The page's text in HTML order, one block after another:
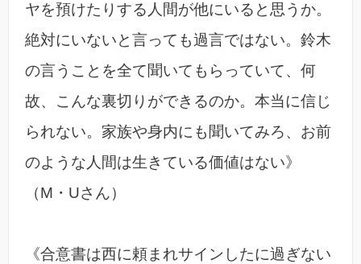
ヤを預けたりする人間が他にいると思うか。
絶対にいないと言っても過言ではない。鈴木
の言うことを全て聞いてもらっていて、何
故、こんな裏切りができるのか。本当に信じ
られない。家族や身内にも聞いてみろ、お前
のような人間は生きている価値はない》
（M・Uさん）
《合意書は西に頼まれサインしたに過ぎない